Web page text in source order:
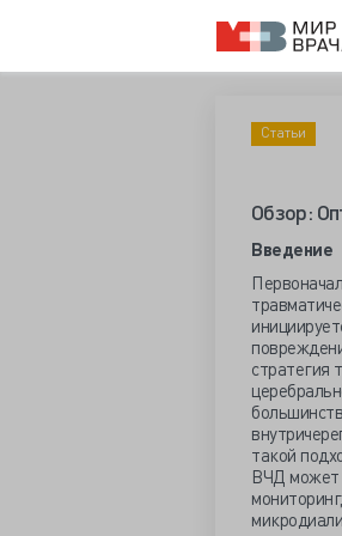
Статьи
Обзор:
Введение
стратегия
такой
ВЧД может